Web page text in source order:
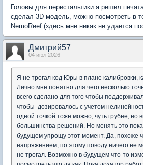
Головы для перистальтики я решил
сделал 3D модель, можно посмотреть в
NemoReef (здесь мне никак не удается
Дмитрий57
04 июл 2026
Я не трогал код Юры в плане калибровки,
Лично мне понятно для чего несколько
всего сделано для того чтобы
чтобы дозировалось с учетом
одной точкой тоже можно, чуть грубее, но
большинства решений. Но менять это
будущем упрощу этот момент. Да, похоже
напряжением, по этому поводу ничего не
не трогал. Возможно в будущем что-то